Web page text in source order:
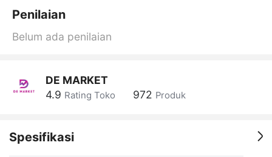
Penilaian
Belum ada penilaian
DE MARKET
4.9 Rating Toko 972 Produk
Spesifikasi